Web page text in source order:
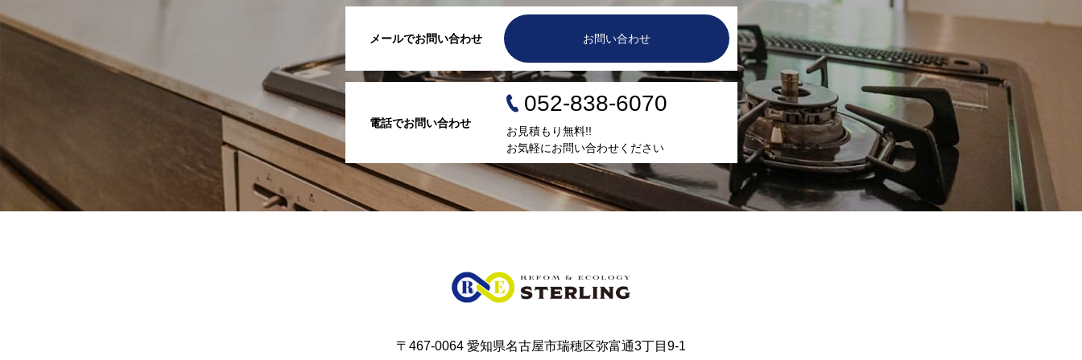
メールでお問い合わせ お問い合わせ
電話でお問い合わせ
052-838-6070
お見積もり無料!!
お気軽にお問い合わせください
〒467-0064 愛知県名古屋市瑞穂区弥富通3丁目9-1